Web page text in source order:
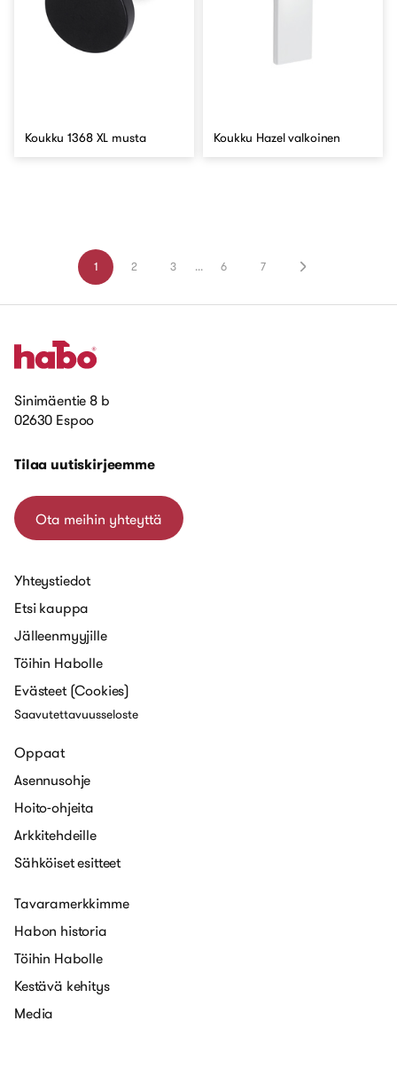
Koukku 1368 XL musta Koukku Hazel valkoinen
1 2 3 ... 6 7
Sinimäentie 8 b
02630 Espoo
Tilaa uutiskirjeemme
Ota meihin yhteyttä
Yhteystiedot
Etsi kauppa
Jälleenmyyjille
Töihin Habolle
Evästeet (Cookies)
Saavutettavuusseloste
Oppaat
Asennusohje
Hoito-ohjeita
Arkkitehdeille
Sähköiset esitteet
Tavaramerkkimme
Habon historia
Töihin Habolle
Kestävä kehitys
Media